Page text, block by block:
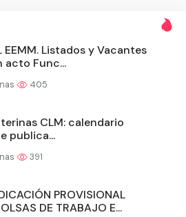
EEMM. Listados y Vacantes
Func...
405
CLM: calendario
publica...
391
PROVISIONAL
DE TRABAJO E...